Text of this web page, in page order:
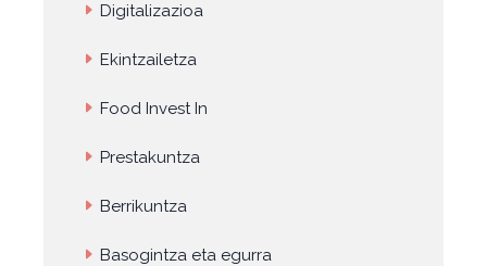
Digitalizazioa
Ekintzailetza
Food Invest In
Prestakuntza
Berrikuntza
Basogintza eta egurra